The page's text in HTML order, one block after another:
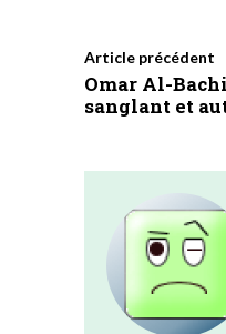
Article précédent
Omar Al-
sanglant et